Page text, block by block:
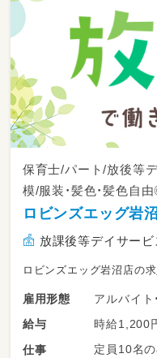
保育士/パート/放後等
模/服装・髪色・髪色自
ロビンズエッグ岩
放課後等デイサービ
ロビンズエッグ岩沼店の
雇用形態
アルバイト
給与
時給1,200
仕事
定員10名